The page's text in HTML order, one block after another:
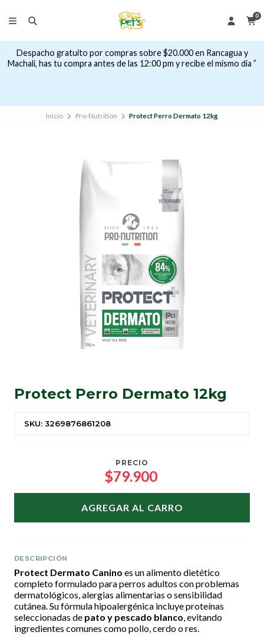
0
Despacho gratuito por compras sobre $20.000 en Rancagua y
Machalí, has tu compra antes de las 12:00 pm y recibe el mismo dia ”
Inicio Pro-Nutrition Protect Perro Dermato 12kg
Protect Perro Dermato 12kg
SKU: 3269876861208
PRECIO
$79.900
AGREGAR AL CARRO
DESCRIPCIÓN
Protect Dermato Canino es un alimento dietético
completo formulado para perros adultos con problemas
dermatológicos, alergias alimentarias o sensibilidad
cutánea. Su fórmula hipoalergénica incluye proteínas
seleccionadas de pato y pescado blanco, evitando
ingredientes comunes como pollo, cerdo o res.